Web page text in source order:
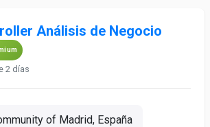
Análisis de Negocio
2 días
of Madrid, España